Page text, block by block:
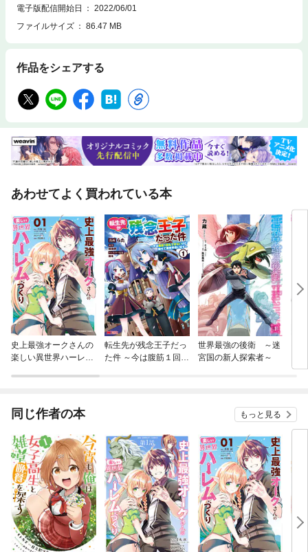
電子版配信開始日
2022/06/01
ファイルサイズ
86.47 MB
作品をシェアする
あわせてよく買われている本
史上最強オークさんの
楽しい異世界ハーレム
転生先が残念王子だっ
た件 ～今は腹筋１回も
世界最強の後衛 ～迷
宮国の新人探索者～
同じ作者の本 もっと見る